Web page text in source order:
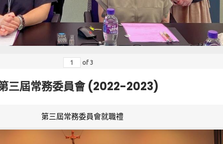
of 3
三屆常務委員會 (2022-2023)
第三屆常務委員會就職禮